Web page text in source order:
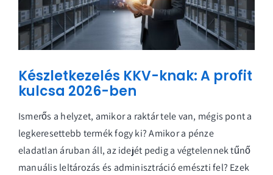
Készletkezelés KKV-knak: A profit
kulcsa 2026-ben
Ismerős a helyzet, amikor a raktár tele van, mégis pont a
legkeresettebb termék fogy ki? Amikor a pénze
eladatlan áruban áll, az idejét pedig a végtelennek tűnő
manuális leltározás és adminisztráció emészti fel? Ezek